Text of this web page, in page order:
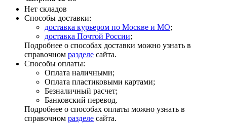
Нет складов
Способы доставки:
доставка курьером по Москве и МО;
доставка Почтой России;
Подробнее о способах доставки можно узнать в
справочном разделе сайта.
Способы оплаты:
Оплата наличными;
Оплата пластиковыми картами;
Безналичный расчет;
Банковский перевод.
Подробнее о способах оплаты можно узнать в
справочном разделе сайта.